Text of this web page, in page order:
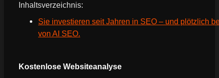
Inhaltsverzeichnis:
Sie investieren seit Jahren in SEO – und plötzlich
von AI SEO.
Kostenlose Websiteanalyse